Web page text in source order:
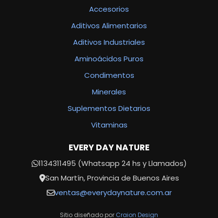
Accesorios
Aditivos Alimentarios
Aditivos Industriales
Aminoácidos Puros
Condimentos
Minerales
Suplementos Dietarios
Vitaminas
EVERY DAY NATURE
1134311495 (Whatsapp 24 hs y Llamados)
San Martín, Provincia de Buenos Aires
ventas@everydaynature.com.ar
Sitio diseñado por Craion Design